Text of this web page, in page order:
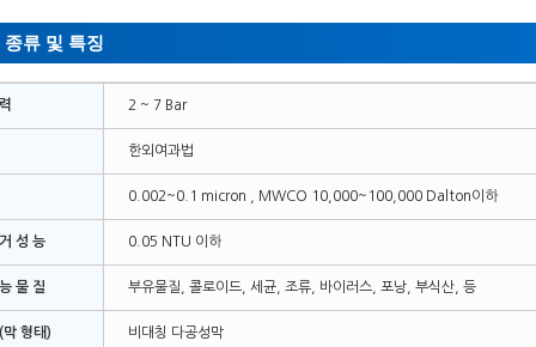
류 및 특징
2 ~ 7 Bar
한외여과법
0.002~0.1 micron , MWCO 10,000~100,000 Dalton이하
성 능 0.05 NTU 이하
물 질 부유물질, 콜로이드, 세균, 조류, 바이러스, 포낭, 부식산, 등
막 형태) 비대칭 다공성막